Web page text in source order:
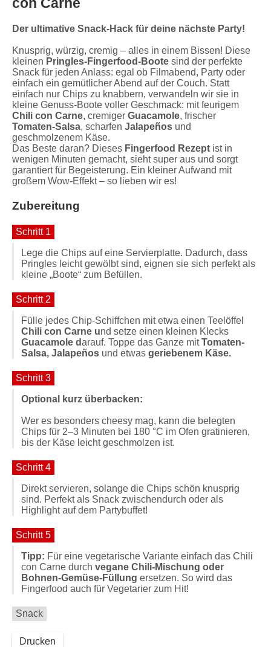
Der ultimative Snack-Hack für deine nächste Party!
Knusprig, würzig, cremig – alles in einem Bissen! Diese
kleinen Pringles-Fingerfood-Boote sind der perfekte
Snack für jeden Anlass: egal ob Filmabend, Party oder
einfach ein gemütlicher Abend auf der Couch. Statt
einfach nur Chips zu knabbern, verwandeln wir sie in
kleine Genuss-Boote voller Geschmack: mit feurigem
Chili con Carne, cremiger Guacamole, frischer
Tomaten-Salsa, scharfen Jalapeños und
geschmolzenem Käse.
Das Beste daran? Dieses Fingerfood Rezept ist in
wenigen Minuten gemacht, sieht super aus und sorgt
garantiert für Begeisterung. Ein kleiner Aufwand mit
großem Wow-Effekt – so lieben wir es!
Zubereitung
Schritt 1
Lege die Chips auf eine Servierplatte. Dadurch, dass
Pringles leicht gewölbt sind, eignen sie sich perfekt als
kleine „Boote“ zum Befüllen.
Schritt 2
Fülle jedes Chip-Schiffchen mit etwa einen Teelöffel
Chili con Carne und setze einen kleinen Klecks
Guacamole darauf. Toppe das Ganze mitTomaten-
Salsa, Jalapeños und etwas geriebenem Käse.
Schritt 3
Optional kurz überbacken:
Wer es besonders cheesy mag, kann die belegten
Chips für 2–3 Minuten bei 180 °C im Ofen gratinieren,
bis der Käse leicht geschmolzen ist.
Schritt 4
Direkt servieren, solange die Chips schön knusprig
sind. Perfekt als Snack zwischendurch oder als
Highlight auf dem Partybuffet!
Schritt 5
Tipp: Für eine vegetarische Variante einfach das Chili
con Carne durch vegane Chili-Mischung oder
Bohnen-Gemüse-Füllung ersetzen. So wird das
Fingerfood auch für Vegetarier zum Hit!
Snack
Drucken